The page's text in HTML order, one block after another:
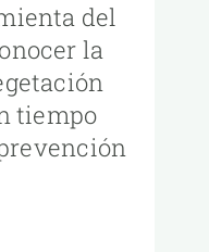
del
la
tiempo